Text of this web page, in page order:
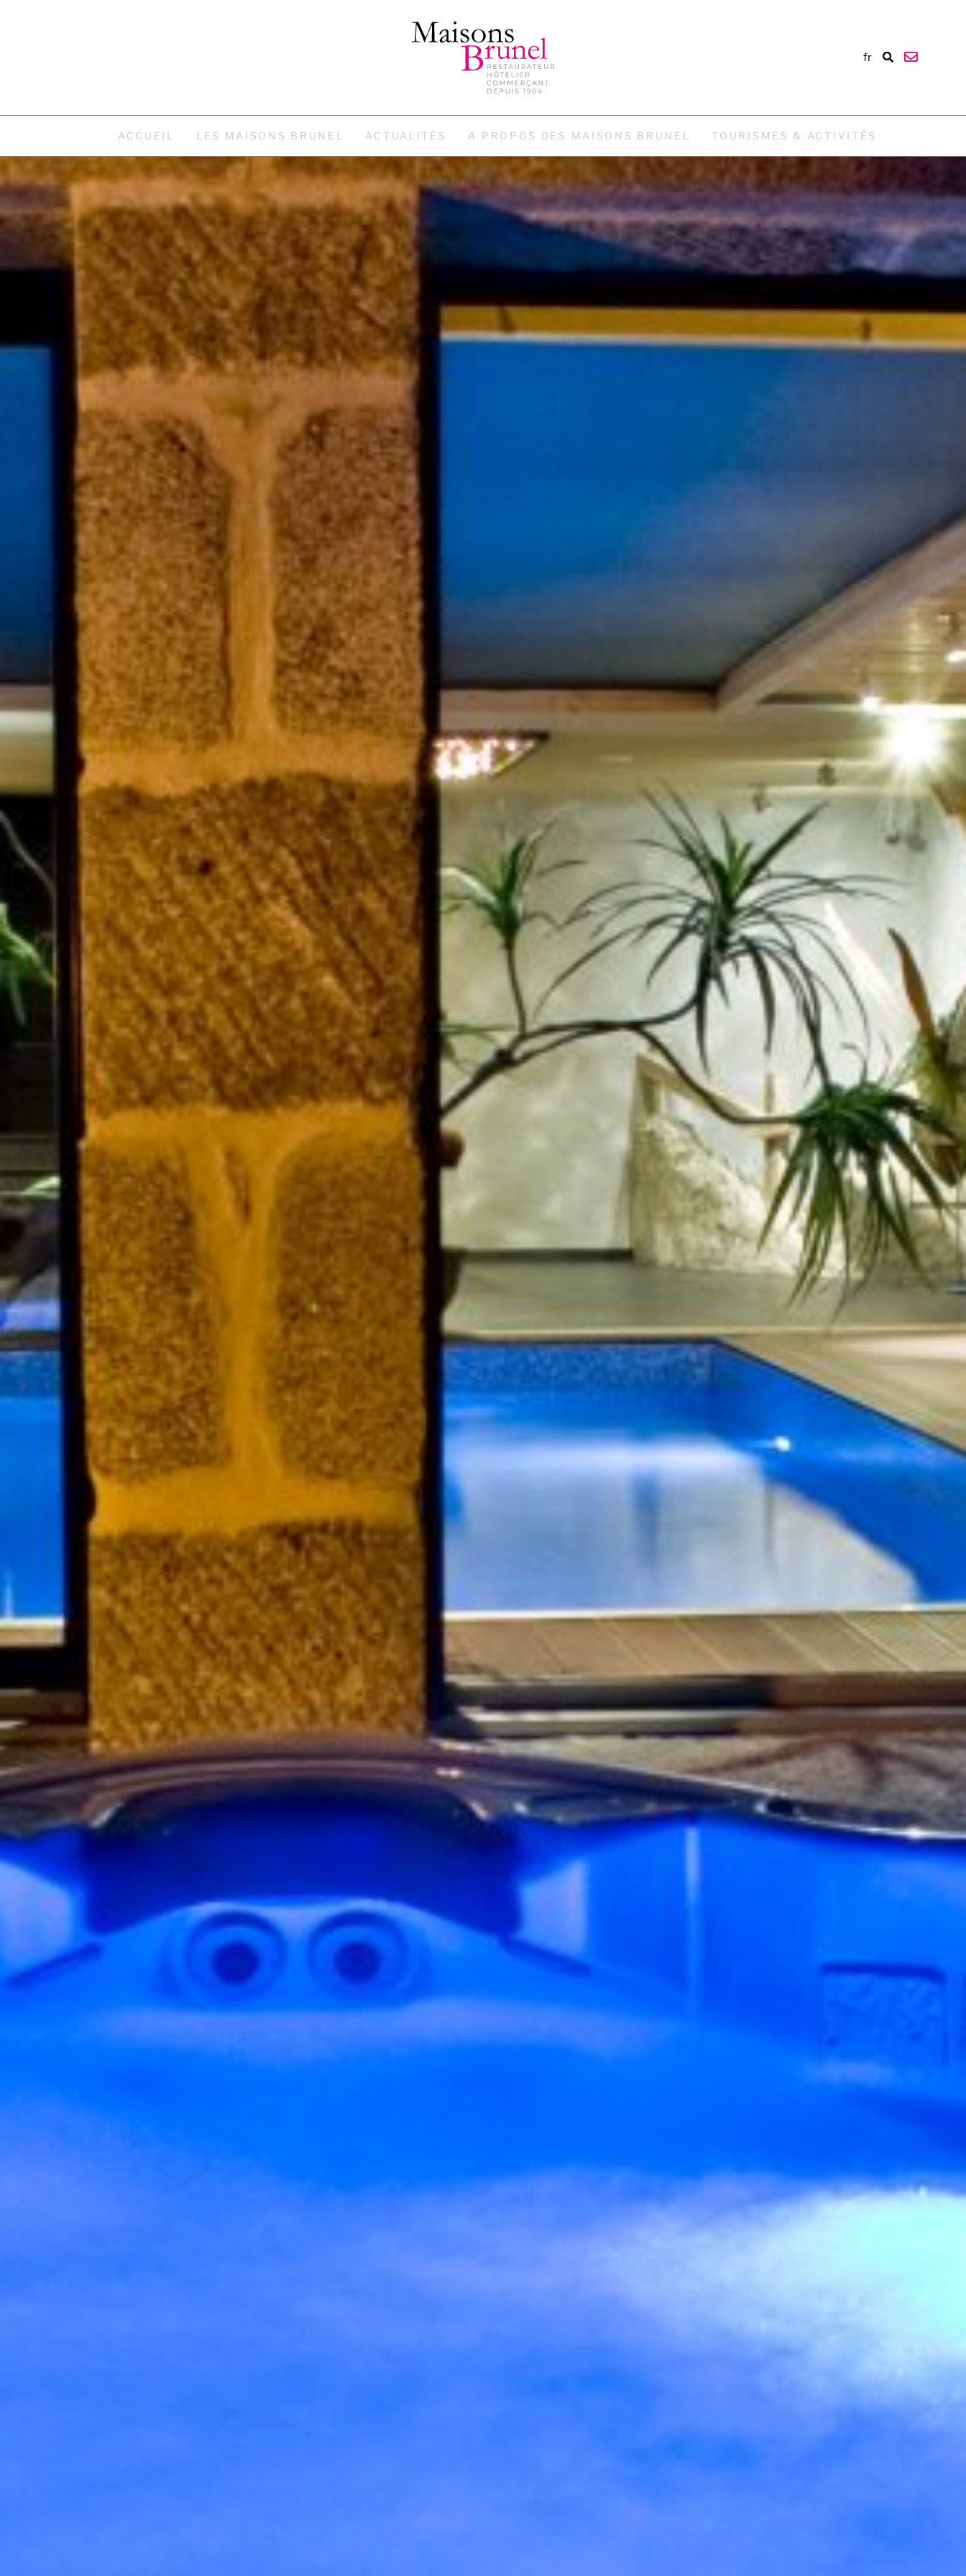
fr
ACCUEIL LES MAISONS BRUNEL ACTUALITÉS A PROPOS DES MAISONS BRUNEL TOURISMES & ACTIVITÉS